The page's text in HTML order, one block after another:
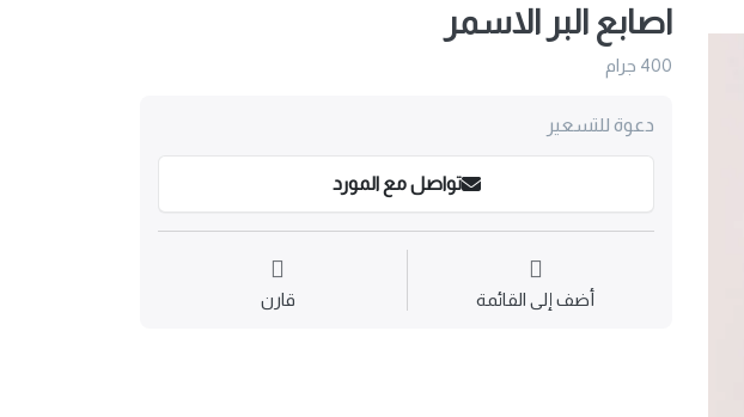
اصابع البر الاسمر
400 جرام
دعوة للتسعير
تواصل مع المورد
أضف إلى القائمة قارن